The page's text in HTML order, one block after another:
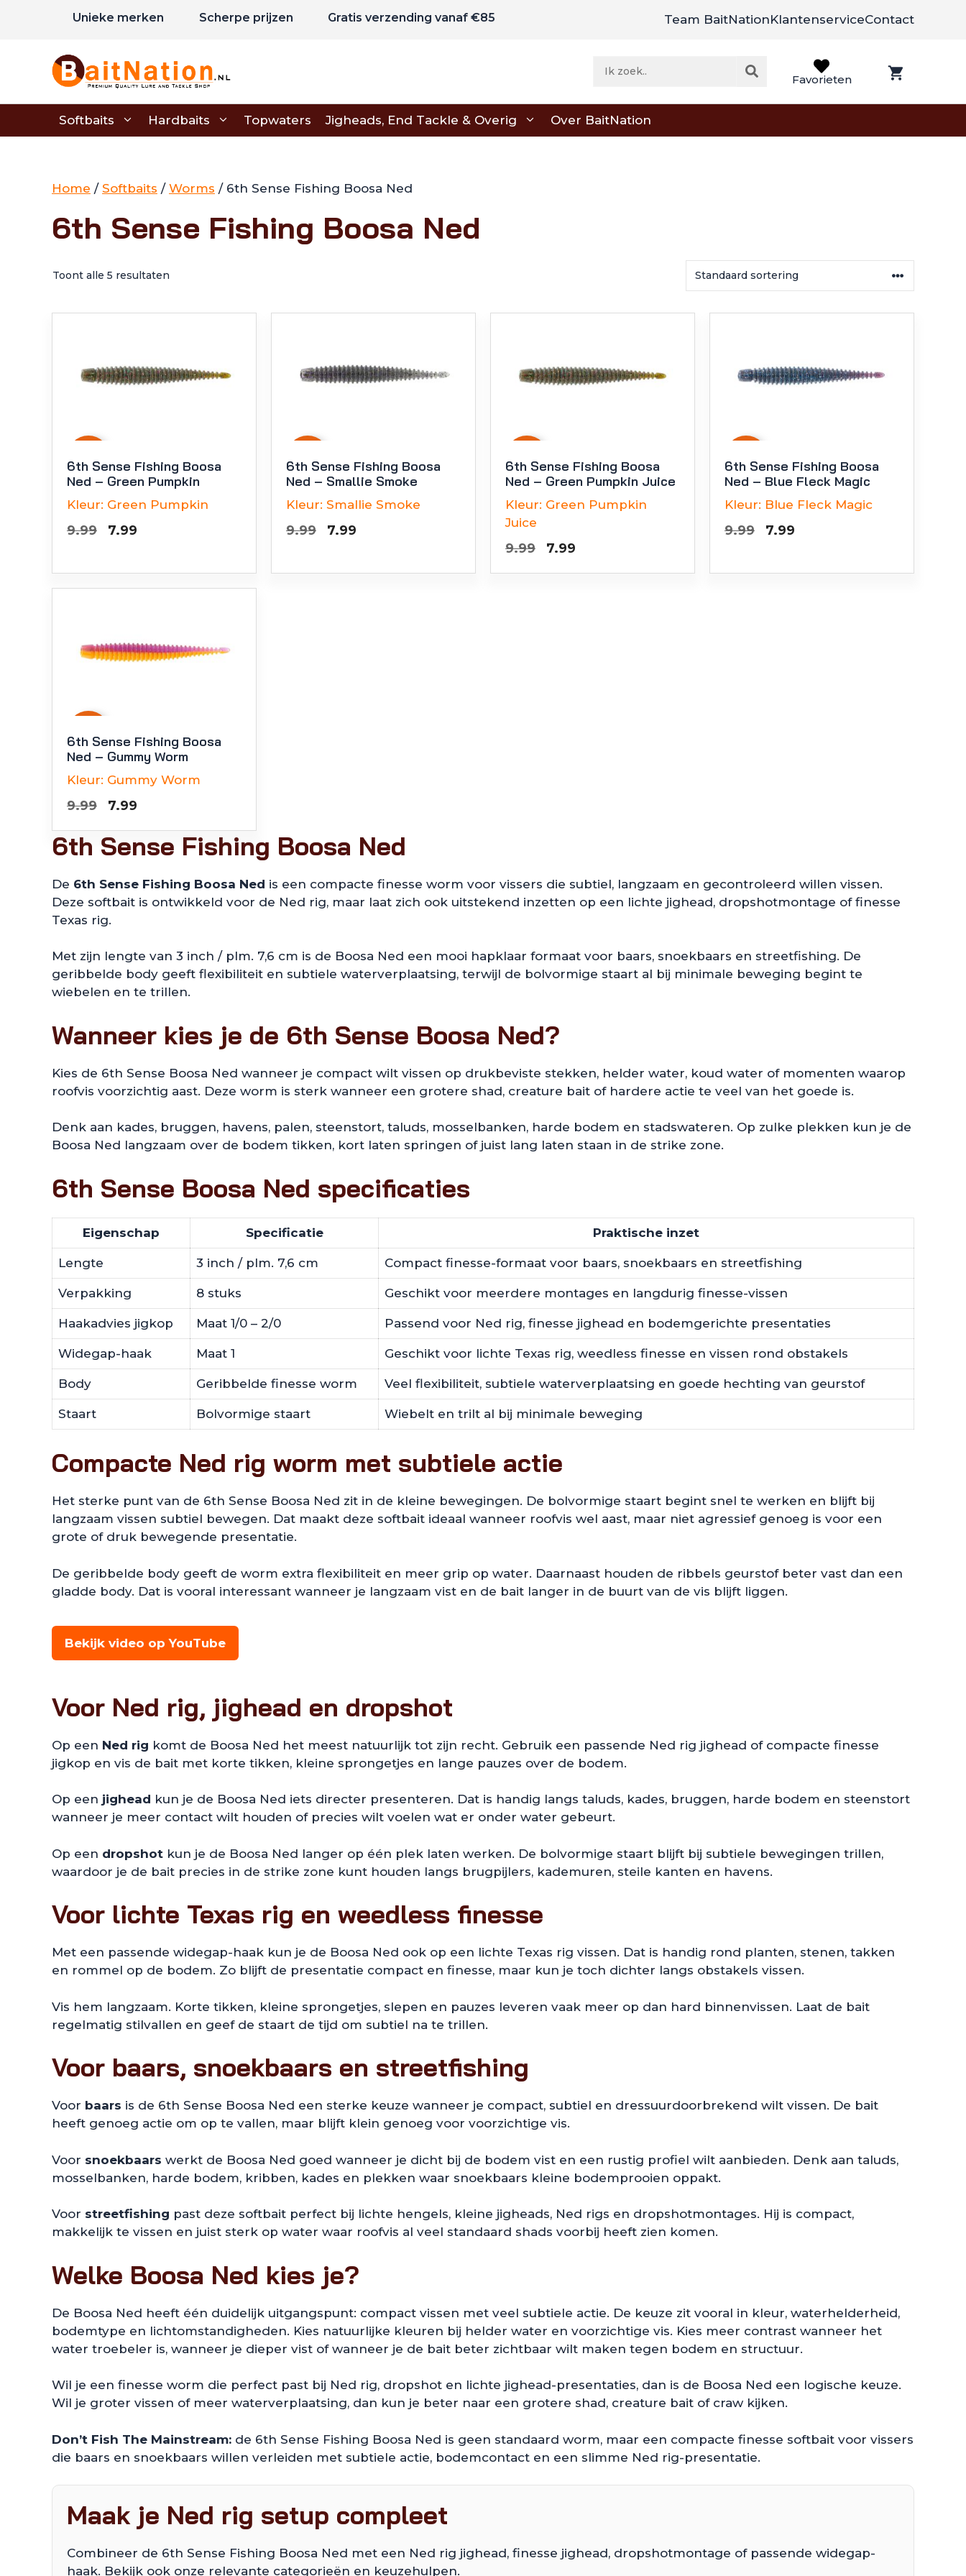
Unieke merken Scherpe prijzen Gratis verzending vanaf €85 Team BaitNationKlantenserviceContact
Favorieten
Softbaits Hardbaits Topwaters Jigheads, End Tackle & Overig Over BaitNation
Home / Softbaits / Worms / 6th Sense Fishing Boosa Ned
6th Sense Fishing Boosa Ned
Toont alle 5 resultaten
6th Sense Fishing Boosa
Ned – Green Pumpkin
Kleur: Green Pumpkin
9.99
Oorspronkelijke
€9.99.
7.99
€7.99.
6th Sense Fishing Boosa
Ned – Smallie Smoke
Kleur: Smallie Smoke
9.99
Oorspronkelijke
7.99
6th Sense Fishing Boosa
Ned – Green Pumpkin Juice
Kleur: Green Pumpkin
Juice
9.99
Oorspronkelijke
7.99
6th Sense Fishing Boosa
Ned – Blue Fleck Magic
Kleur: Blue Fleck Magic
9.99
Oorspronkelijke
7.99
6th Sense Fishing Boosa
Ned – Gummy Worm
Kleur: Gummy Worm
9.99
Oorspronkelijke
was:
7.99
is:
6th Sense Fishing Boosa Ned
De 6th Sense Fishing Boosa Ned is een compacte finesse worm voor vissers die subtiel, langzaam en gecontroleerd willen vissen.
Deze softbait is ontwikkeld voor de Ned rig, maar laat zich ook uitstekend inzetten op een lichte jighead, dropshotmontage of finesse
Texas rig.
Met zijn lengte van 3 inch / plm. 7,6 cm is de Boosa Ned een mooi hapklaar formaat voor baars, snoekbaars en streetfishing. De
geribbelde body geeft flexibiliteit en subtiele waterverplaatsing, terwijl de bolvormige staart al bij minimale beweging begint te
wiebelen en te trillen.
Wanneer kies je de 6th Sense Boosa Ned?
Kies de 6th Sense Boosa Ned wanneer je compact wilt vissen op drukbeviste stekken, helder water, koud water of momenten waarop
roofvis voorzichtig aast. Deze worm is sterk wanneer een grotere shad, creature bait of hardere actie te veel van het goede is.
Denk aan kades, bruggen, havens, palen, steenstort, taluds, mosselbanken, harde bodem en stadswateren. Op zulke plekken kun je de
Boosa Ned langzaam over de bodem tikken, kort laten springen of juist lang laten staan in de strike zone.
6th Sense Boosa Ned specificaties
Eigenschap Specificatie Praktische inzet
Lengte 3 inch / plm. 7,6 cm Compact finesse-formaat voor baars, snoekbaars en streetfishing
Verpakking 8 stuks Geschikt voor meerdere montages en langdurig finesse-vissen
Haakadvies jigkop Maat 1/0 – 2/0 Passend voor Ned rig, finesse jighead en bodemgerichte presentaties
Widegap-haak Maat 1 Geschikt voor lichte Texas rig, weedless finesse en vissen rond obstakels
Body Geribbelde finesse worm Veel flexibiliteit, subtiele waterverplaatsing en goede hechting van geurstof
Staart Bolvormige staart Wiebelt en trilt al bij minimale beweging
Compacte Ned rig worm met subtiele actie
Het sterke punt van de 6th Sense Boosa Ned zit in de kleine bewegingen. De bolvormige staart begint snel te werken en blijft bij
langzaam vissen subtiel bewegen. Dat maakt deze softbait ideaal wanneer roofvis wel aast, maar niet agressief genoeg is voor een
grote of druk bewegende presentatie.
De geribbelde body geeft de worm extra flexibiliteit en meer grip op water. Daarnaast houden de ribbels geurstof beter vast dan een
gladde body. Dat is vooral interessant wanneer je langzaam vist en de bait langer in de buurt van de vis blijft liggen.
Bekijk video op YouTube
Voor Ned rig, jighead en dropshot
Op een Ned rig komt de Boosa Ned het meest natuurlijk tot zijn recht. Gebruik een passende Ned rig jighead of compacte finesse
jigkop en vis de bait met korte tikken, kleine sprongetjes en lange pauzes over de bodem.
Op een jighead kun je de Boosa Ned iets directer presenteren. Dat is handig langs taluds, kades, bruggen, harde bodem en steenstort
wanneer je meer contact wilt houden of precies wilt voelen wat er onder water gebeurt.
Op een dropshot kun je de Boosa Ned langer op één plek laten werken. De bolvormige staart blijft bij subtiele bewegingen trillen,
waardoor je de bait precies in de strike zone kunt houden langs brugpijlers, kademuren, steile kanten en havens.
Voor lichte Texas rig en weedless finesse
Met een passende widegap-haak kun je de Boosa Ned ook op een lichte Texas rig vissen. Dat is handig rond planten, stenen, takken
en rommel op de bodem. Zo blijft de presentatie compact en finesse, maar kun je toch dichter langs obstakels vissen.
Vis hem langzaam. Korte tikken, kleine sprongetjes, slepen en pauzes leveren vaak meer op dan hard binnenvissen. Laat de bait
regelmatig stilvallen en geef de staart de tijd om subtiel na te trillen.
Voor baars, snoekbaars en streetfishing
Voor baars is de 6th Sense Boosa Ned een sterke keuze wanneer je compact, subtiel en dressuurdoorbrekend wilt vissen. De bait
heeft genoeg actie om op te vallen, maar blijft klein genoeg voor voorzichtige vis.
Voor snoekbaars werkt de Boosa Ned goed wanneer je dicht bij de bodem vist en een rustig profiel wilt aanbieden. Denk aan taluds,
mosselbanken, harde bodem, kribben, kades en plekken waar snoekbaars kleine bodemprooien oppakt.
Voor streetfishing past deze softbait perfect bij lichte hengels, kleine jigheads, Ned rigs en dropshotmontages. Hij is compact,
makkelijk te vissen en juist sterk op water waar roofvis al veel standaard shads voorbij heeft zien komen.
Welke Boosa Ned kies je?
De Boosa Ned heeft één duidelijk uitgangspunt: compact vissen met veel subtiele actie. De keuze zit vooral in kleur, waterhelderheid,
bodemtype en lichtomstandigheden. Kies natuurlijke kleuren bij helder water en voorzichtige vis. Kies meer contrast wanneer het
water troebeler is, wanneer je dieper vist of wanneer je de bait beter zichtbaar wilt maken tegen bodem en structuur.
Wil je een finesse worm die perfect past bij Ned rig, dropshot en lichte jighead-presentaties, dan is de Boosa Ned een logische keuze.
Wil je groter vissen of meer waterverplaatsing, dan kun je beter naar een grotere shad, creature bait of craw kijken.
Don’t Fish The Mainstream: de 6th Sense Fishing Boosa Ned is geen standaard worm, maar een compacte finesse softbait voor vissers
die baars en snoekbaars willen verleiden met subtiele actie, bodemcontact en een slimme Ned rig-presentatie.
Maak je Ned rig setup compleet
Combineer de 6th Sense Fishing Boosa Ned met een Ned rig jighead, finesse jighead, dropshotmontage of passende widegap-
haak. Bekijk ook onze relevante categorieën en keuzehulpen.